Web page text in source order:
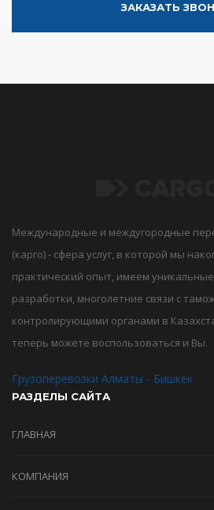
ЗАКАЗАТЬ
Международные и междугородные
(карго) - сфера услуг, в которой мы
практический опыт, имеем уникальные
разработки, многолетние связи с
контролирующими органами в
теперь можете воспользоваться и Вы.
Грузоперевозки Алматы - Бишкек
РАЗДЕЛЫ САЙТА
ГЛАВНАЯ
КОМПАНИЯ